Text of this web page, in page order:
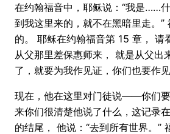
在约翰福音中，耶稣说：“我是……
到我这里来的，就不在黑暗里走。”
的。 耶稣在约翰福音第 15 章， 请
从父那里差保惠师来， 就是从父出
了，就要为我作见证，你们也要作
现在，他在这里对门徒说——你们
来你们很清楚他说了什么，这记录
的结尾， 他说：“去到所有世界。”